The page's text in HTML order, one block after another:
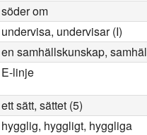
söder om
undervisa, undervisar (I)
en samhällskunskap,
E-linje
ett sätt, sättet (5)
hygglig, hyggligt, hyggliga